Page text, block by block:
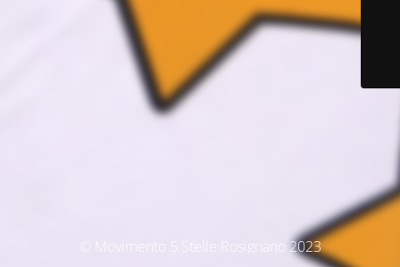
© Movimento 5 Stelle Rosignano 2023